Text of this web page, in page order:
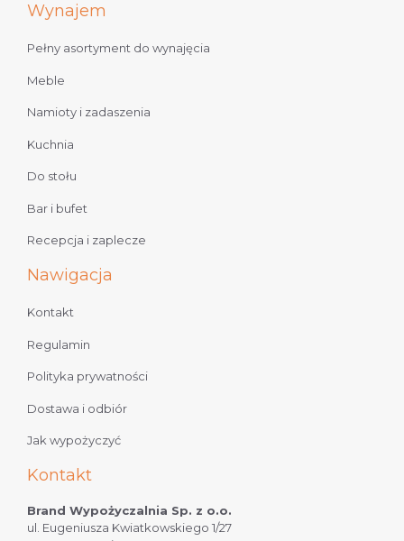
Wynajem
Pełny asortyment do wynajęcia
Meble
Namioty i zadaszenia
Kuchnia
Do stołu
Bar i bufet
Recepcja i zaplecze
Nawigacja
Kontakt
Regulamin
Polityka prywatności
Dostawa i odbiór
Jak wypożyczyć
Kontakt
Brand Wypożyczalnia Sp. z o.o.
ul. Eugeniusza Kwiatkowskiego 1/27